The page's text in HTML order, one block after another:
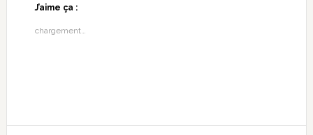
J’aime ça :
chargement…